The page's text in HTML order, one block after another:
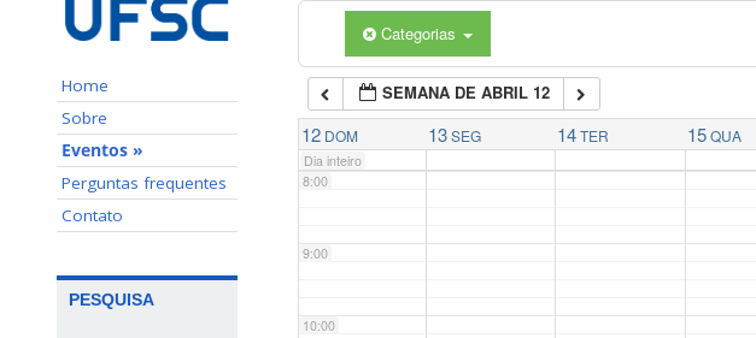
Home
Sobre
Eventos »
Perguntas frequentes
Contato
PESQUISA
Categorias
SEMANA DE ABRIL 12
12 DOM 13 SEG 14 TER 15 QUA
Dia inteiro
7:00
8:00
9:00
10:00